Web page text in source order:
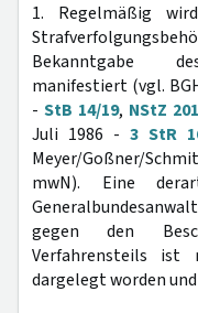
1. Regelmäßig
Bekanntgabe
manifestiert (vgl.
- StB 14/19, NStZ
Juli 1986 - 3 StR
Meyer/Goßner/
mwN). Eine
gegen den
Verfahrensteils ist
dargelegt worden